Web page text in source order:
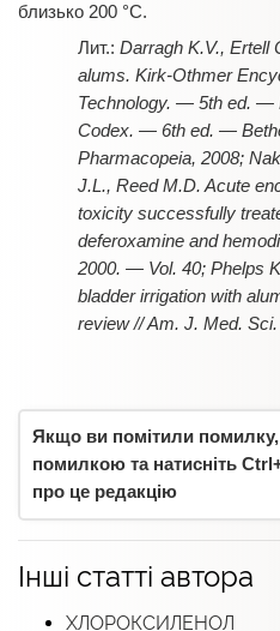
близько 200 °C.
Darragh K.V., Ertell
alums. Kirk-Othmer
Technology. — 5th ed. —
Codex. — 6th ed. —
Pharmacopeia, 2008;
J.L., Reed M.D. Acute
toxicity successfully
deferoxamine and
2000. — Vol. 40; Phelps
bladder irrigation with
review // Am. J. Med.
Якщо ви помітили помилку,
помилкою та натисніть
про це редакцію
Інші статті автора
ХЛОРОКСИЛЕНОЛ